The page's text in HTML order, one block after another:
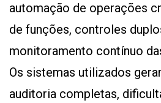
automação de operações
de funções, controles
monitoramento contínuo
Os sistemas utilizados
auditoria completas,